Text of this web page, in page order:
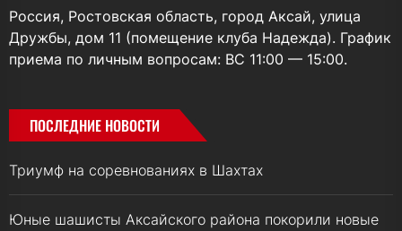
Россия, Ростовская область, город Аксай, улица
Дружбы, дом 11 (помещение клуба Надежда). График
приема по личным вопросам: ВС 11:00 — 15:00.
ПОСЛЕДНИЕ НОВОСТИ
Триумф на соревнованиях в Шахтах
Юные шашисты Аксайского района покорили новые